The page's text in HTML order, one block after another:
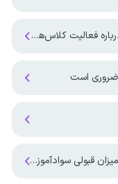
نهضت سوادآموزی
ضروری است
قبولی سوادآموزان